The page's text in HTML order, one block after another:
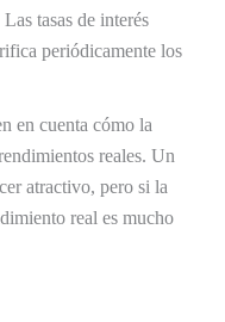
Las tasas de interés
periódicamente los
en cuenta cómo la
reales. Un
atractivo, pero si la
real es mucho